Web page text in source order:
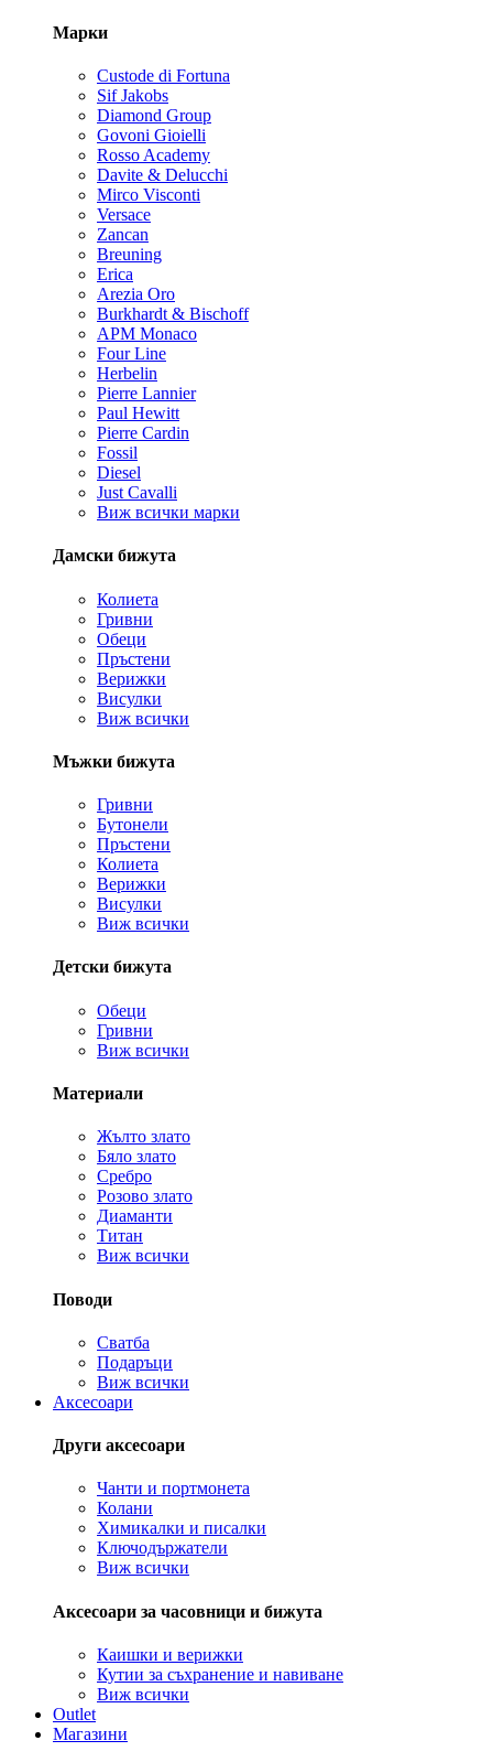
Марки
Custode di Fortuna
Sif Jakobs
Diamond Group
Govoni Gioielli
Rosso Academy
Davite & Delucchi
Mirco Visconti
Versace
Zancan
Breuning
Erica
Arezia Oro
Burkhardt & Bischoff
APM Monaco
Four Line
Herbelin
Pierre Lannier
Paul Hewitt
Pierre Cardin
Fossil
Diesel
Just Cavalli
Виж всички марки
Дамски бижута
Колиета
Гривни
Обеци
Пръстени
Верижки
Висулки
Виж всички
Мъжки бижута
Гривни
Бутонели
Пръстени
Колиета
Верижки
Висулки
Виж всички
Детски бижута
Обеци
Гривни
Виж всички
Материали
Жълто злато
Бяло злато
Сребро
Розово злато
Диаманти
Титан
Виж всички
Поводи
Сватба
Подаръци
Виж всички
Аксесоари
Други аксесоари
Чанти и портмонета
Колани
Химикалки и писалки
Ключодържатели
Виж всички
Аксесоари за часовници и бижута
Каишки и верижки
Кутии за съхранение и навиване
Виж всички
Outlet
Магазини